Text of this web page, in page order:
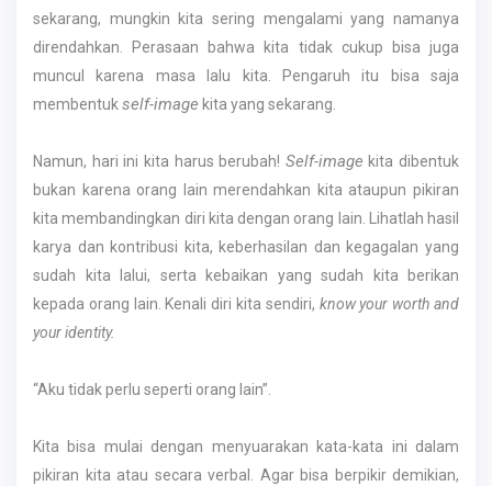
sekarang, mungkin kita sering mengalami yang namanya
direndahkan. Perasaan bahwa kita tidak cukup bisa juga
muncul karena masa lalu kita. Pengaruh itu bisa saja
membentuk self-image kita yang sekarang.
Namun, hari ini kita harus berubah! Self-image kita dibentuk
bukan karena orang lain merendahkan kita ataupun pikiran
kita membandingkan diri kita dengan orang lain. Lihatlah hasil
karya dan kontribusi kita, keberhasilan dan kegagalan yang
sudah kita lalui, serta kebaikan yang sudah kita berikan
kepada orang lain. Kenali diri kita sendiri, know your worth and
your identity.
“Aku tidak perlu seperti orang lain”.
Kita bisa mulai dengan menyuarakan kata-kata ini dalam
pikiran kita atau secara verbal. Agar bisa berpikir demikian,